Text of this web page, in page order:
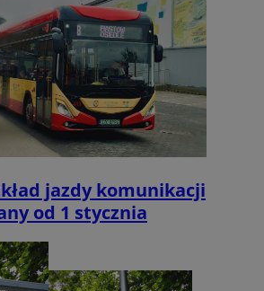
jazdy komunikacji
od 1 stycznia